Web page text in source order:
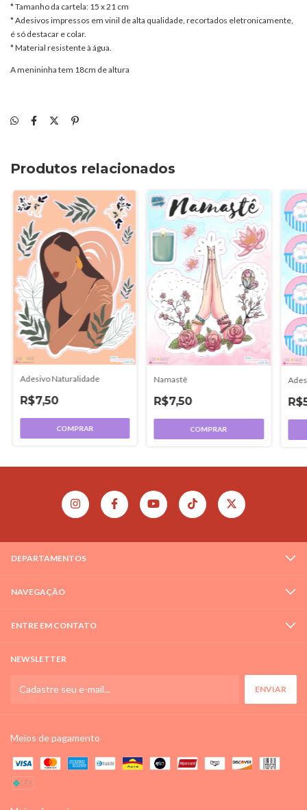
* Tamanho da cartela: 15 x 21 cm
* Adesivos impressos em vinil de alta qualidade, recortados eletronicamente,
é só destacar e colar.
* Material resistente à água.
A menininha tem 18cm de altura
Produtos relacionados
Adesivo Naturalidade
R$7,50
COMPRAR
Namastê
R$7,50
COMPRAR
DEPARTAMENTOS
NAVEGAÇÃO
ENTRE EM CONTATO
NEWSLETTER
Meios de pagamento